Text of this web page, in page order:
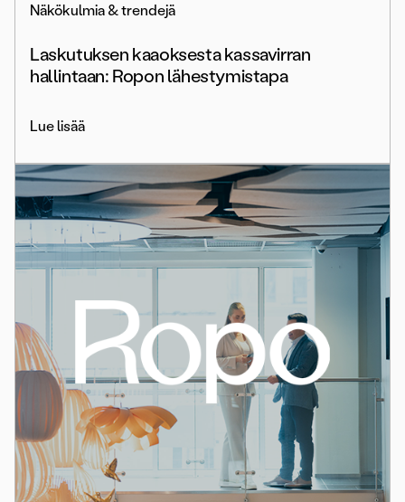
Näkökulmia & trendejä
Laskutuksen kaaoksesta kassavirran
hallintaan: Ropon lähestymistapa
Lue lisää